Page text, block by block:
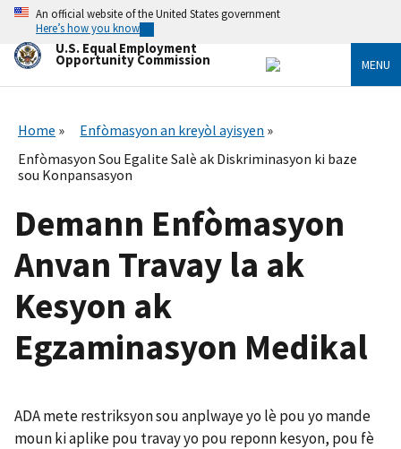
Skip
main
content
An official website of the United States government
Here’s how you know
U.S. Equal Employment
Opportunity Commission MENU
Home
Enfòmasyon an kreyòl ayisyen
Enfòmasyon Sou Egalite Salè ak Diskriminasyon ki baze
sou Konpansasyon
Demann Enfòmasyon
Anvan Travay la ak
Kesyon ak
Egzaminasyon Medikal
ADA mete restriksyon sou anplwaye yo lè pou yo mande
moun ki aplike pou travay yo pou reponn kesyon, pou fè